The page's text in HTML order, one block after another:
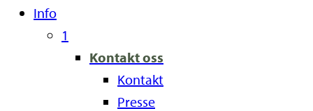
Info
1
Kontakt oss
Kontakt
Presse